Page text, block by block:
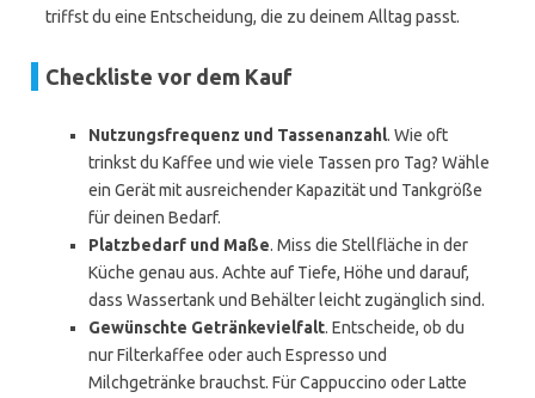
triffst du eine Entscheidung, die zu deinem Alltag passt.
Checkliste vor dem Kauf
Nutzungsfrequenz und Tassenanzahl. Wie oft
trinkst du Kaffee und wie viele Tassen pro Tag? Wähle
ein Gerät mit ausreichender Kapazität und Tankgröße
für deinen Bedarf.
Platzbedarf und Maße. Miss die Stellfläche in der
Küche genau aus. Achte auf Tiefe, Höhe und darauf,
dass Wassertank und Behälter leicht zugänglich sind.
Gewünschte Getränkevielfalt. Entscheide, ob du
nur Filterkaffee oder auch Espresso und
Milchgetränke brauchst. Für Cappuccino oder Latte